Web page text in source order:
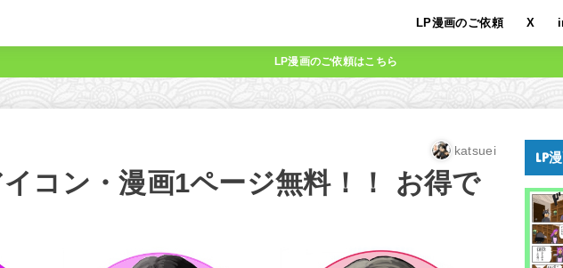
LP漫画のご依頼 X
LP漫画のご依頼はこちら
katsuei
イコン・漫画1ページ無料！！ お得で
LP